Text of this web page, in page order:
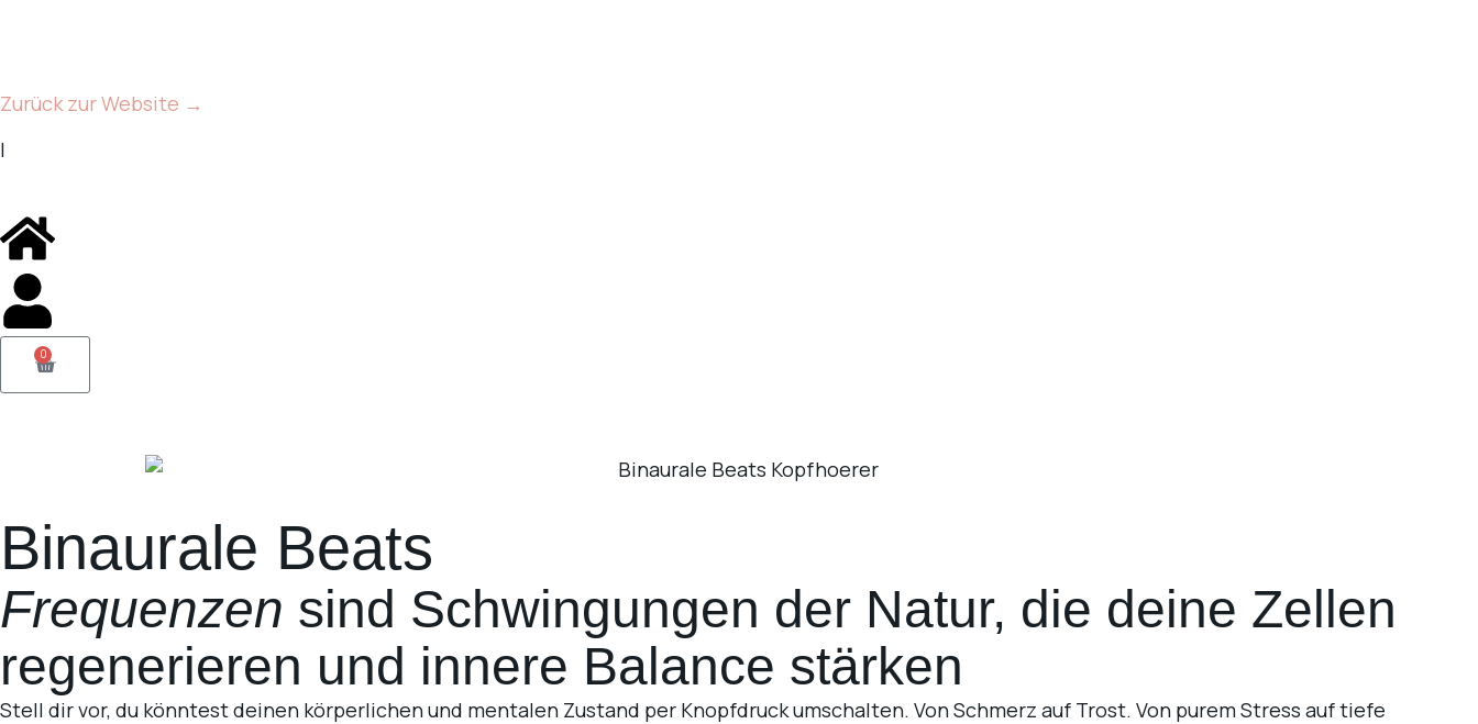
Zurück zur Website →
|
0
Binaurale Beats
Frequenzen sind Schwingungen der Natur, die deine Zellen
regenerieren und innere Balance stärken
Stell dir vor, du könntest deinen körperlichen und mentalen Zustand per Knopfdruck umschalten. Von Schmerz auf Trost. Von purem Stress auf tiefe